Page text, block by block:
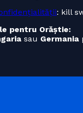
: kill
pentru Orăștie:
sau Germania